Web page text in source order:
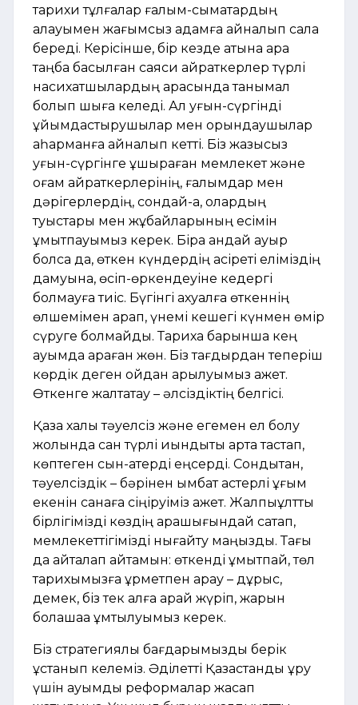
тарихи тұлғалар ғалым-сымақтардың
қалауымен жағымсыз адамға айналып сала
береді. Керісінше, бір кезде атына қара
таңба басылған саяси қайраткерлер түрлі
насихатшылардың арқасында танымал
болып шыға келеді. Ал қуғын-сүргінді
ұйымдастырушылар мен орындаушылар
қаһарманға айналып кетті. Біз жазықсыз
қуғын-сүргінге ұшыраған мемлекет және
қоғам қайраткерлерінің, ғалымдар мен
дәрігерлердің, сондай-ақ, олардың
туыстары мен жұбайларының есімін
ұмытпауымыз керек. Бірақ қандай ауыр
болса да, өткен күндердің қасіреті еліміздің
дамуына, өсіп-өркендеуіне кедергі
болмауға тиіс. Бүгінгі ахуалға өткеннің
өлшемімен қарап, үнемі кешегі күнмен өмір
сүруге болмайды. Тарихқа барынша кең
ауқымда қараған жөн. Біз тағдырдан теперіш
көрдік деген ойдан арылуымыз қажет.
Өткенге жалтақтау – әлсіздіктің белгісі.
Қазақ халқы тәуелсіз және егемен ел болу
жолында сан түрлі қиындықты артқа тастап,
көптеген сын-қатерді еңсерді. Сондықтан,
тәуелсіздік – бәрінен қымбат қастерлі ұғым
екенін санаға сіңіруіміз қажет. Жалпыұлттық
бірлігімізді көздің қарашығындай сақтап,
мемлекеттігімізді нығайту маңызды. Тағы
да қайталап айтамын: өткенді ұмытпай, төл
тарихымызға құрметпен қарау – дұрыс,
демек, біз тек алға қарай жүріп, жарқын
болашаққа ұмтылуымыз керек.
Біз стратегиялық бағдарымызды берік
ұстанып келеміз. Әділетті Қазақстанды құру
үшін ауқымды реформалар жасап